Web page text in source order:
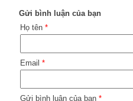
Gửi bình luận của bạn
Họ tên *
Email *
Gửi bình luận của bạn *